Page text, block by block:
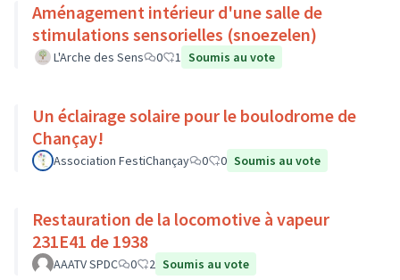
Aménagement intérieur d'une salle de
stimulations sensorielles (snoezelen)
L'Arche des Sens 0 1 Soumis au vote
Un éclairage solaire pour le boulodrome de
Chançay!
Association FestiChançay 0 0 Soumis au vote
Restauration de la locomotive à vapeur
231E41 de 1938
AAATV SPDC 0 2 Soumis au vote